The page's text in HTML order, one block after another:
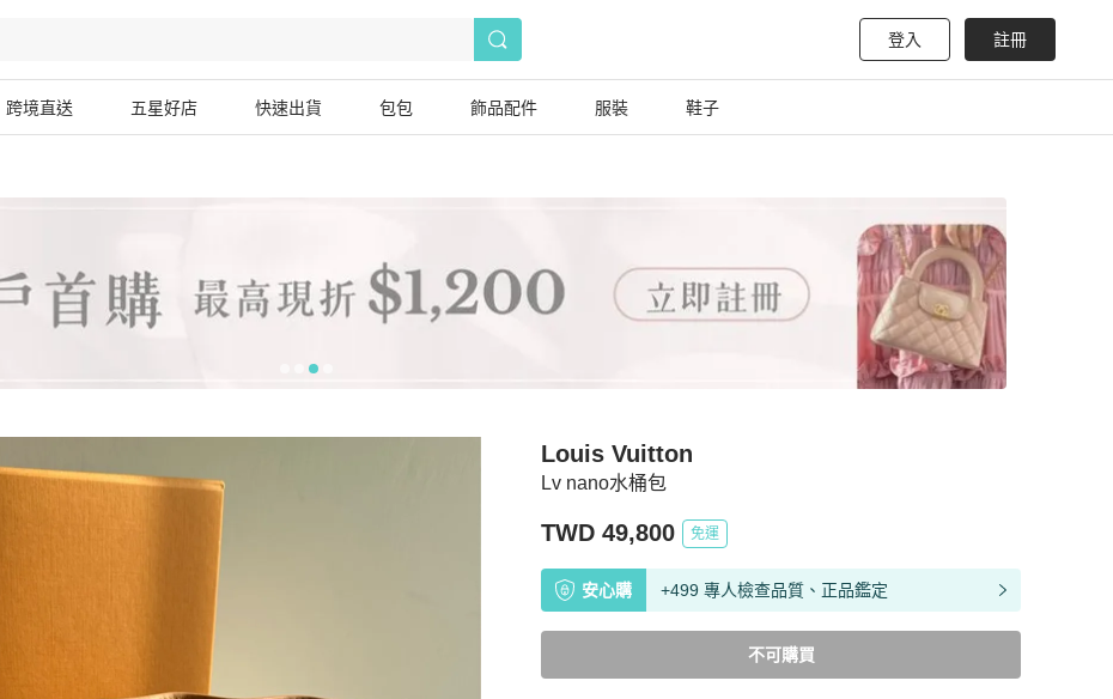
登入 註冊
跨境直送 五星好店 快速出貨 包包 飾品配件 服裝 鞋子
Lv nano水桶包
Louis Vuitton
TWD 49,800 免運
安心購 +499 專人檢查品質、正品鑑定
不可購買